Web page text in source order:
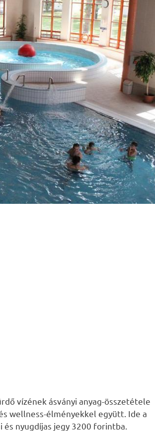
vízének ásványi anyag-összetétele
wellness-élményekkel együtt. Ide a
nyugdíjas jegy 3200 forintba.